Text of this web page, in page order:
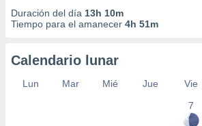
Duración del día 13h 10m
Tiempo para el amanecer 4h 51m
Calendario lunar
Lun Mar Mié Jue Vie
7